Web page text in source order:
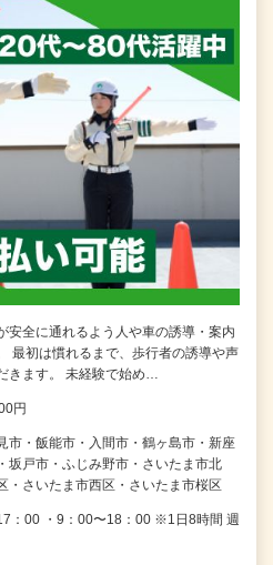
安全に通れるよう人や車の誘導・案内
最初は慣れるまで、歩行者の誘導や声
きます。 未経験で始め…
円
市・飯能市・入間市・鶴ヶ島市・新座
坂戸市・ふじみ野市・さいたま市北
・さいたま市西区・さいたま市桜区
：00 ・9：00〜18：00 ※1日8時間 週